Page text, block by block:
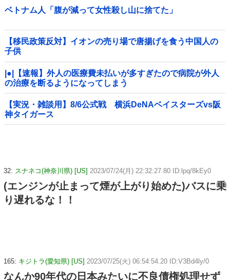
ベトナム人「腹が減って女性殺し山に捨てた」
【移民政策反対】イオンの売り場で唐揚げを食う中国人の
子供
|●|【速報】外人の医療費未払いが多すぎたので病院が外人
の治療を断るようになってしまう
【実況・雑談用】8/6公式戦 横浜DeNAベイスターズvs阪
神タイガース
32: スナネコ(神奈川県) [US] 2023/07/24(月) 22:32:27.80 ID:lpq/8kEy0
(エンジンが止まって煙が上がり始めた)バスに乗
り遅れるな！！
165: キジトラ(愛知県) [US] 2023/07/25(火) 06:54:54.20 ID:V3Bd4ly/0
なんか90年代の日本みたいに不良債権処理せず